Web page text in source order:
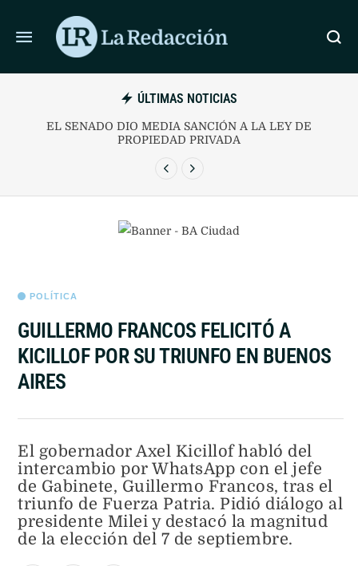
ÚLTIMAS NOTICIAS
EL SENADO DIO MEDIA SANCIÓN A LA LEY DE
PROPIEDAD PRIVADA
POLÍTICA
GUILLERMO FRANCOS FELICITÓ A
KICILLOF POR SU TRIUNFO EN BUENOS
AIRES
El gobernador Axel Kicillof habló del
intercambio por WhatsApp con el jefe
de Gabinete, Guillermo Francos, tras el
triunfo de Fuerza Patria. Pidió diálogo al
presidente Milei y destacó la magnitud
de la elección del 7 de septiembre.